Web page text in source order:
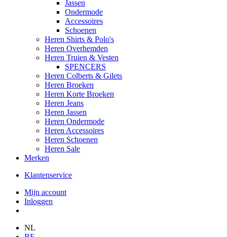
Jassen
Ondermode
Accessoires
Schoenen
Heren Shirts & Polo's
Heren Overhemden
Heren Truien & Vesten
SPENCERS
Heren Colberts & Gilets
Heren Broeken
Heren Korte Broeken
Heren Jeans
Heren Jassen
Heren Ondermode
Heren Accessoires
Heren Schoenen
Heren Sale
Merken
Klantenservice
Mijn account
Inloggen
NL